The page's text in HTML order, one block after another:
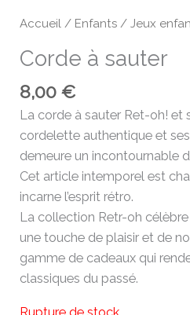
Accueil / Enfants /Jeux
Corde à sauter
8,00€
La corde à sauter Ret-oh! et
cordelette authentique et
demeure un incontournable
Cet article intemporel est
incarne l’esprit rétro.
La collection Retr-oh
une touche de plaisir et de
gamme de cadeaux qui
classiques du passé.
Rupture de stock